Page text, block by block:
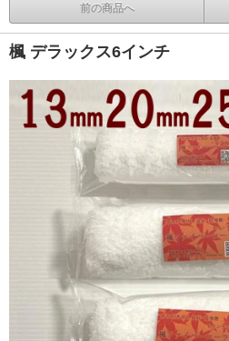
前の商品へ
楓 デラックス6インチ